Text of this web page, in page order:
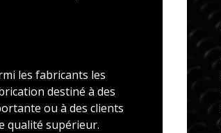
les fabricants les
destiné à des
ou à des clients
qualité supérieur.